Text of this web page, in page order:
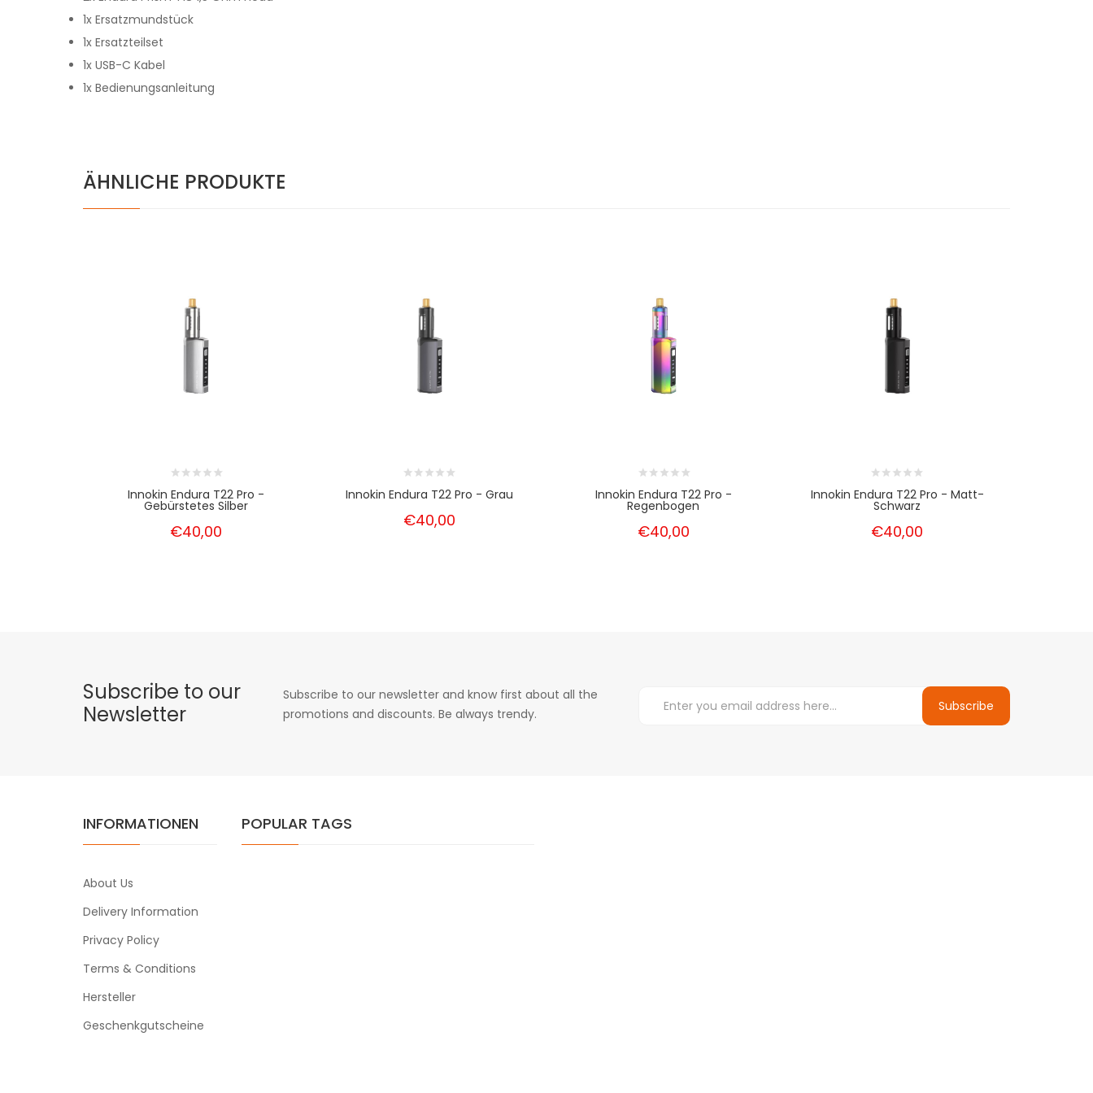
1x Ersatzmundstück
1x Ersatzteilset
1x USB-C Kabel
1x Bedienungsanleitung
ÄHNLICHE PRODUKTE
Innokin Endura T22 Pro -
Gebürstetes Silber
€40,00
Innokin Endura T22 Pro - Grau
€40,00
Innokin Endura T22 Pro -
Regenbogen
€40,00
Innokin Endura T22 Pro - Matt-
Schwarz
€40,00
Subscribe to our
Newsletter
Subscribe to our newsletter and know first about all the
promotions and discounts. Be always trendy.
Subscribe
INFORMATIONEN
About Us
Delivery Information
Privacy Policy
Terms & Conditions
Hersteller
Geschenkgutscheine
POPULAR TAGS